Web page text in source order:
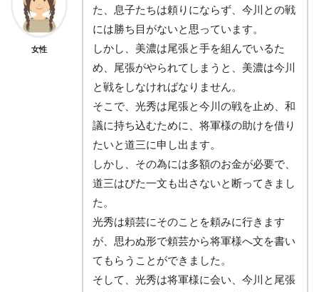
女性
た、息子たちは頼りにならず、今川との戦
には勝ち目がないと思っています。
しかし、美濃は尾張と手を組んでいるた
め、尾張がやられてしまうと、美濃は今川
と戦をしなければなりません。
そこで、光秀は尾張と今川の戦を止め、和
議に持ち込むために、将軍様の助けを借り
たいと道三に申し出ます。
しかし、その為には多額のお金が必要で、
道三はびた一文も出さないと断ってきまし
た。
光秀は頼芸にそのことを頼みに行きます
が、思わぬ形で頼芸から将軍様へ文を書い
てもらうことができました。
そして、光秀は将軍様に会い、今川と尾張